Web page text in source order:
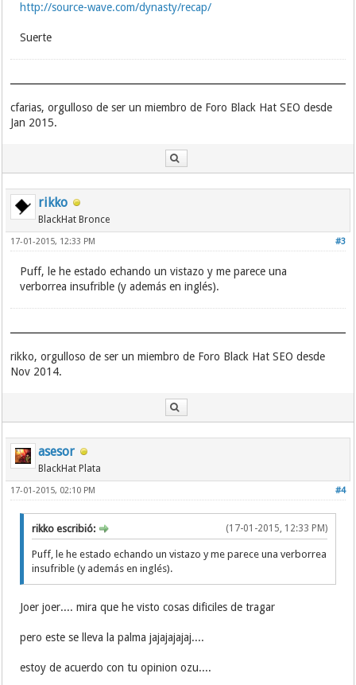
http://source-wave.com/dynasty/recap/
Suerte
cfarias, orgulloso de ser un miembro de Foro Black Hat SEO desde
Jan 2015.
rikko
BlackHat Bronce
#3
17-01-2015, 12:33 PM
Puff, le he estado echando un vistazo y me parece una
verborrea insufrible (y además en inglés).
rikko, orgulloso de ser un miembro de Foro Black Hat SEO desde
Nov 2014.
asesor
BlackHat Plata
#4
17-01-2015, 02:10 PM
(17-01-2015, 12:33 PM)
rikko escribió:
Puff, le he estado echando un vistazo y me parece una verborrea
insufrible (y además en inglés).
Joer joer.... mira que he visto cosas dificiles de tragar
pero este se lleva la palma jajajajajaj....
estoy de acuerdo con tu opinion ozu....